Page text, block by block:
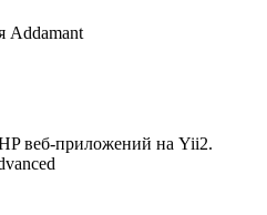
Addamant
веб-приложений на Yii2.